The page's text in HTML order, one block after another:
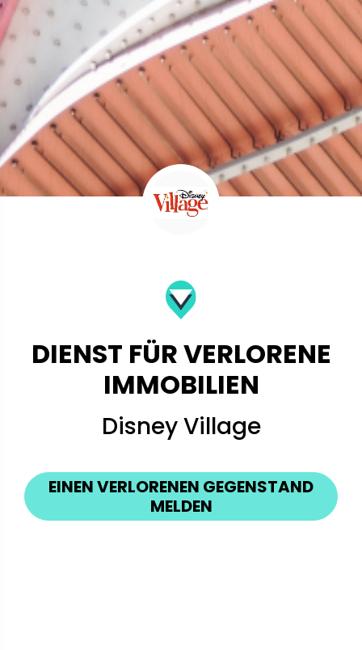
DIENST FÜR VERLORENE
IMMOBILIEN
Disney Village
EINEN VERLORENEN GEGENSTAND
MELDEN